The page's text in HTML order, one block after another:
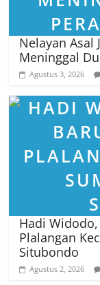
Nelayan Asal
Meninggal
Agustus 3, 2026
Hadi
Plalangan
Situbondo
Agustus 2, 2026